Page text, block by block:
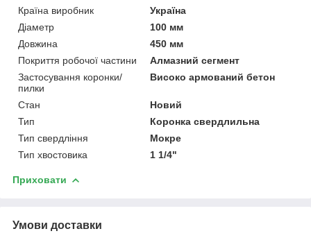
Країна виробник
Україна
Діаметр
100 мм
Довжина
450 мм
Покриття робочої частини
Алмазний сегмент
Застосування коронки/
пилки
Високо армований бетон
Стан
Новий
Тип
Коронка свердлильна
Тип свердління
Мокре
Тип хвостовика
1 1/4"
Приховати
Умови доставки